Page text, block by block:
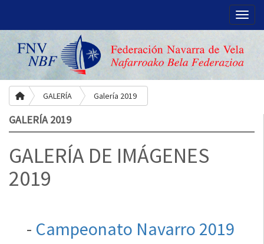
GALERÍA Galería 2019
GALERÍA 2019
GALERÍA DE IMÁGENES
2019
- Campeonato Navarro 2019